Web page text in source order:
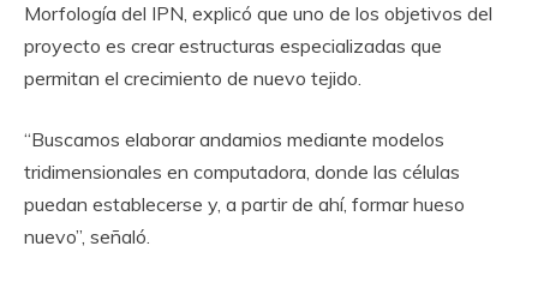
Morfología del IPN, explicó que uno de los objetivos del
proyecto es crear estructuras especializadas que
permitan el crecimiento de nuevo tejido.
“Buscamos elaborar andamios mediante modelos
tridimensionales en computadora, donde las células
puedan establecerse y, a partir de ahí, formar hueso
nuevo”, señaló.